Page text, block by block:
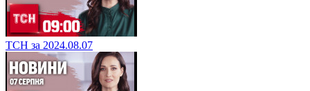
ТСН за 2024.08.07